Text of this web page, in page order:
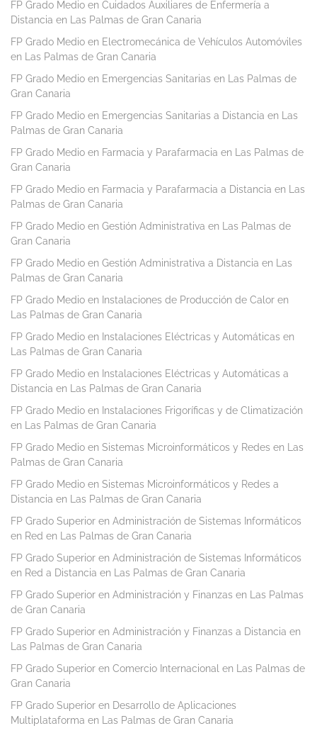
FP Grado Medio en Cuidados Auxiliares de Enfermería a
Distancia en Las Palmas de Gran Canaria
FP Grado Medio en Electromecánica de Vehículos Automóviles
en Las Palmas de Gran Canaria
FP Grado Medio en Emergencias Sanitarias en Las Palmas de
Gran Canaria
FP Grado Medio en Emergencias Sanitarias a Distancia en Las
Palmas de Gran Canaria
FP Grado Medio en Farmacia y Parafarmacia en Las Palmas de
Gran Canaria
FP Grado Medio en Farmacia y Parafarmacia a Distancia en Las
Palmas de Gran Canaria
FP Grado Medio en Gestión Administrativa en Las Palmas de
Gran Canaria
FP Grado Medio en Gestión Administrativa a Distancia en Las
Palmas de Gran Canaria
FP Grado Medio en Instalaciones de Producción de Calor en
Las Palmas de Gran Canaria
FP Grado Medio en Instalaciones Eléctricas y Automáticas en
Las Palmas de Gran Canaria
FP Grado Medio en Instalaciones Eléctricas y Automáticas a
Distancia en Las Palmas de Gran Canaria
FP Grado Medio en Instalaciones Frigoríficas y de Climatización
en Las Palmas de Gran Canaria
FP Grado Medio en Sistemas Microinformáticos y Redes en Las
Palmas de Gran Canaria
FP Grado Medio en Sistemas Microinformáticos y Redes a
Distancia en Las Palmas de Gran Canaria
FP Grado Superior en Administración de Sistemas Informáticos
en Red en Las Palmas de Gran Canaria
FP Grado Superior en Administración de Sistemas Informáticos
en Red a Distancia en Las Palmas de Gran Canaria
FP Grado Superior en Administración y Finanzas en Las Palmas
de Gran Canaria
FP Grado Superior en Administración y Finanzas a Distancia en
Las Palmas de Gran Canaria
FP Grado Superior en Comercio Internacional en Las Palmas de
Gran Canaria
FP Grado Superior en Desarrollo de Aplicaciones
Multiplataforma en Las Palmas de Gran Canaria